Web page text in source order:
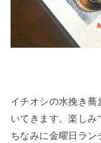
イチオシの水挽き
いてきます。楽しみ
ちなみに金曜日ラ